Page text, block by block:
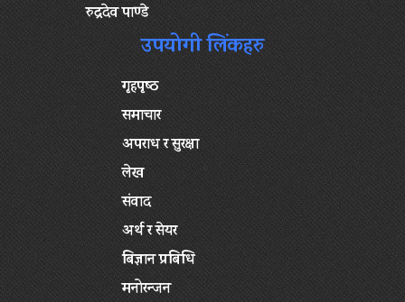
रुद्रदेव पाण्डे
उपयोगी लिंकहरु
गृहपृष्‍ठ
समाचार
अपराध र सुरक्षा
लेख
संवाद
अर्थ र सेयर
बिज्ञान प्रबिधि
मनोरन्जन